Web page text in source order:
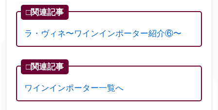
□関連記事
ラ・ヴィネ〜ワインインポーター紹介⑥〜
□関連記事
ワインインポーター一覧へ